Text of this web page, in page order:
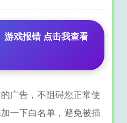
游戏报错 点击我查看
广告，不阻碍您正常使
一下白名单，避免被插